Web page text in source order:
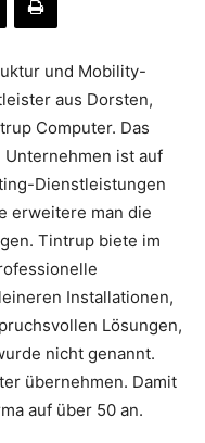
und Mobility-
aus Dorsten,
Computer. Das
ist auf
Dienstleistungen
erweitere man die
Tintrup biete im
Installationen,
Lösungen,
nicht genannt.
übernehmen. Damit
auf über 50 an.